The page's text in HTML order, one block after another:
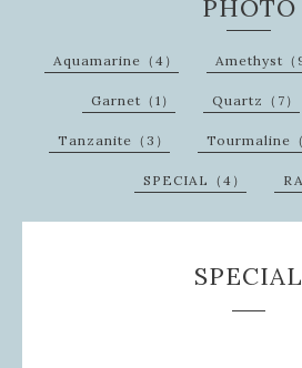
PHOTO
Aquamarine（4） Amethyst（9
Garnet（1） Quartz（7）
Tanzanite（3） Tourmaline（
SPECIAL（4）
SPECIAL